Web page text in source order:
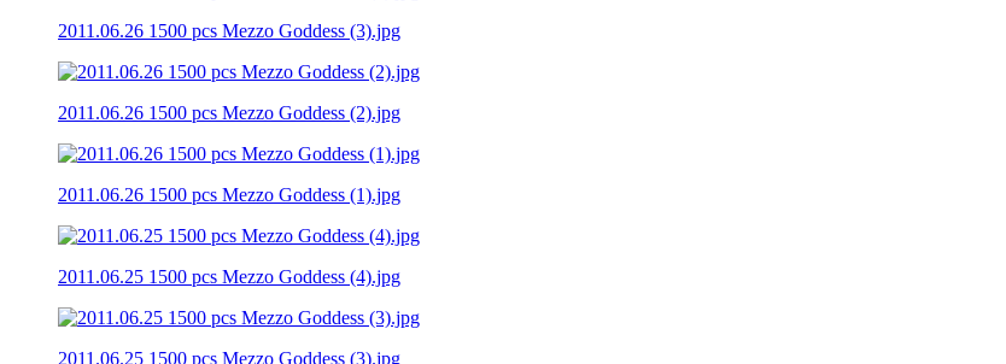
2011.06.26 1500 pcs Mezzo Goddess (3).jpg
2011.06.26 1500 pcs Mezzo Goddess (2).jpg
2011.06.26 1500 pcs Mezzo Goddess (1).jpg
2011.06.25 1500 pcs Mezzo Goddess (4).jpg
2011.06.25 1500 pcs Mezzo Goddess (3).jpg